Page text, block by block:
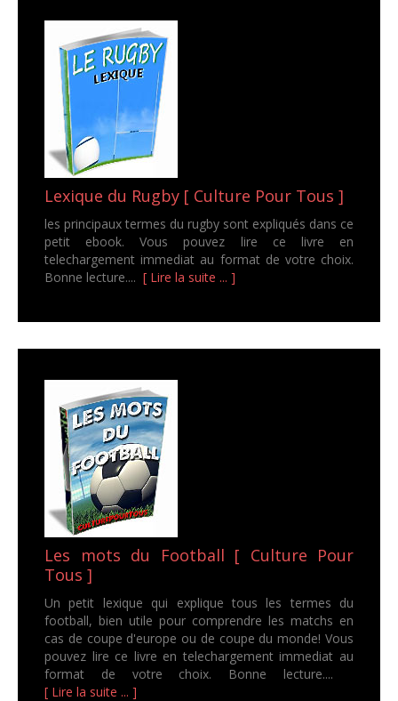
Lexique du Rugby [ Culture Pour Tous ]
les principaux termes du rugby sont expliqués dans ce
petit ebook. Vous pouvez lire ce livre en
telechargement immediat au format de votre choix.
Bonne lecture.... [ Lire la suite ... ]
Les mots du Football [ Culture Pour
Tous ]
Un petit lexique qui explique tous les termes du
football, bien utile pour comprendre les matchs en
cas de coupe d'europe ou de coupe du monde! Vous
pouvez lire ce livre en telechargement immediat au
format de votre choix. Bonne lecture....
[ Lire la suite ... ]